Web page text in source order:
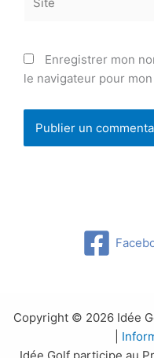
Enregistrer mon
le navigateur pour
Copyright © 2026 Idée
Idée Golf participe au